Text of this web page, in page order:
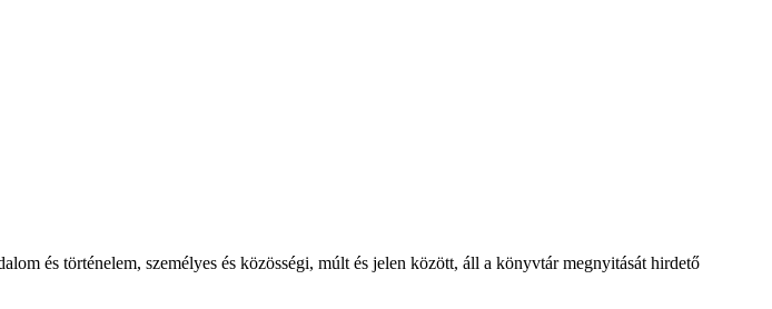
és történelem, személyes és közösségi, múlt és jelen között, áll a könyvtár megnyitását hirdető